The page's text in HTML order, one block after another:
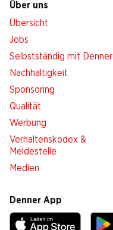
Über uns
Übersicht
Jobs
Selbstständig mit Denner
Nachhaltigkeit
Sponsoring
Qualität
Werbung
Verhaltenskodex &
Meldestelle
Medien
Denner App